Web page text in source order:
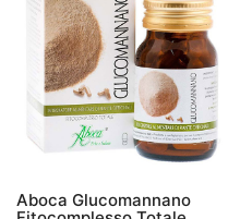
Aboca Glucomannano